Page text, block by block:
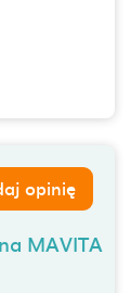
opinię
MAVITA